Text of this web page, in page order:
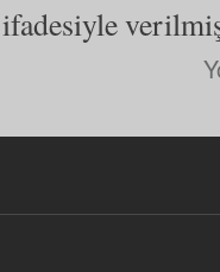
ifadesiyle